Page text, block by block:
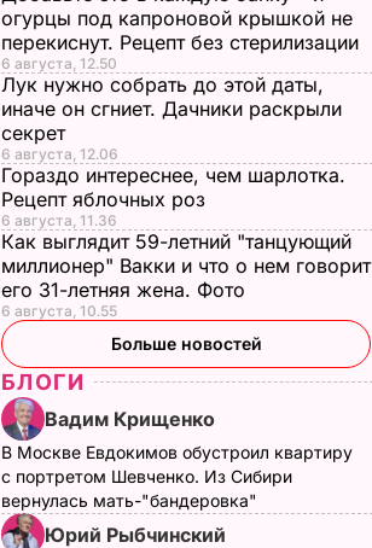
огурцы под капроновой крышкой не
перекиснут. Рецепт без стерилизации
6 августа, 12.50
Лук нужно собрать до этой даты,
иначе он сгниет. Дачники раскрыли
секрет
6 августа, 12.06
Гораздо интереснее, чем шарлотка.
Рецепт яблочных роз
6 августа, 11.36
Как выглядит 59-летний "танцующий
миллионер" Вакки и что о нем говорит
его 31-летняя жена. Фото
6 августа, 10.55
Больше новостей
БЛОГИ
Вадим Крищенко
В Москве Евдокимов обустроил квартиру
с портретом Шевченко. Из Сибири
вернулась мать-"бандеровка"
Юрий Рыбчинский